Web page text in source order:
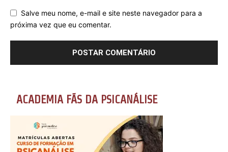
Salve meu nome, e-mail e site neste navegador para a
próxima vez que eu comentar.
ACADEMIA FÃS DA PSICANÁLISE